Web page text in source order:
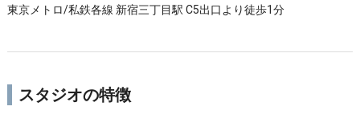
東京メトロ/私鉄各線 新宿三丁目駅 C5出口より徒歩1分
スタジオの特徴